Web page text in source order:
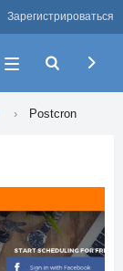
Зарегистрироваться
Postcron